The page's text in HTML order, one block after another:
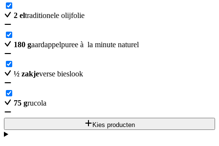
2 eltraditionele olijfolie
180 gaardappelpuree à la minute naturel
½ zakjeverse bieslook
75 grucola
Kies producten